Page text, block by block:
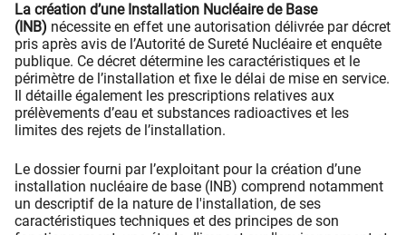
La création d’une Installation Nucléaire de Base
(INB) nécessite en effet une autorisation délivrée par décret
pris après avis de l’Autorité de Sureté Nucléaire et enquête
publique. Ce décret détermine les caractéristiques et le
périmètre de l’installation et fixe le délai de mise en service.
Il détaille également les prescriptions relatives aux
prélèvements d’eau et substances radioactives et les
limites des rejets de l’installation.
Le dossier fourni par l’exploitant pour la création d’une
installation nucléaire de base (INB) comprend notamment
un descriptif de la nature de l'installation, de ses
caractéristiques techniques et des principes de son